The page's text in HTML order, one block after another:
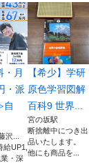
月
・派
自
沢...
UP1,
・深
【希少】学研
原色学習図解
百科9 世界...
宮の坂駅
断捨離中につき出
品いたします。
他にも商品を...